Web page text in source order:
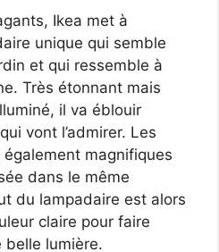
Ikea met à
unique qui semble
et qui ressemble à
Très étonnant mais
il va éblouir
vont l’admirer. Les
également magnifiques
dans le même
du lampadaire est alors
claire pour faire
lumière.